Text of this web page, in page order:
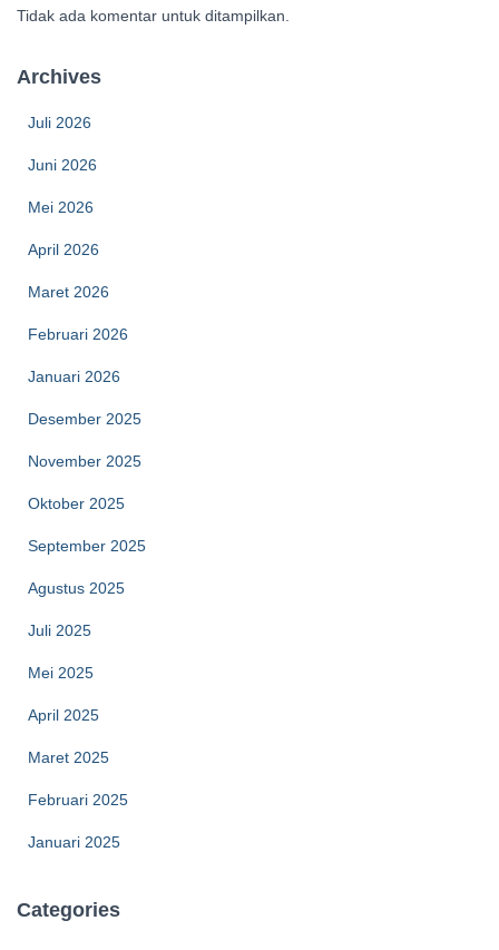
Tidak ada komentar untuk ditampilkan.
Archives
Juli 2026
Juni 2026
Mei 2026
April 2026
Maret 2026
Februari 2026
Januari 2026
Desember 2025
November 2025
Oktober 2025
September 2025
Agustus 2025
Juli 2025
Mei 2025
April 2025
Maret 2025
Februari 2025
Januari 2025
Categories